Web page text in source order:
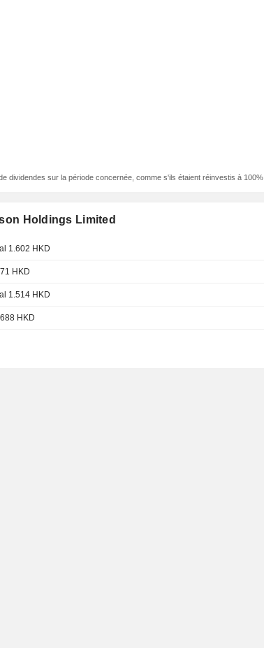
dividendes sur la période concernée, comme s'ils étaient réinvestis à 100%.
Holdings Limited
1.602 HKD
HKD
1.514 HKD
HKD